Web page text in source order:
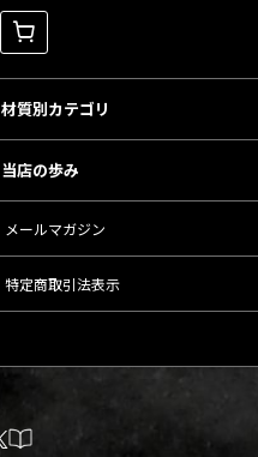
材質別カテゴリ
当店の歩み
メールマガジン
特定商取引法表示